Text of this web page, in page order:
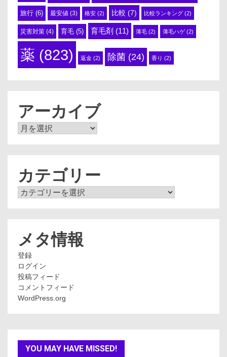
旅行 (6) 最安値 (3) 格安 (2) 比較 (7) 比較ランキング (2)
災害対策 (4) 育毛 (5) 育毛剤 (11) 薄毛 (2) 薄毛ハゲ(2)
薬 (823) 返金 (2) 除菌 (24) 香り (2)
アーカイブ
ア
カテゴリー
カ
メタ情報
登録
ログイン
投稿フィード
コメントフィード
WordPress.org
YOU MAY HAVE MISSED!